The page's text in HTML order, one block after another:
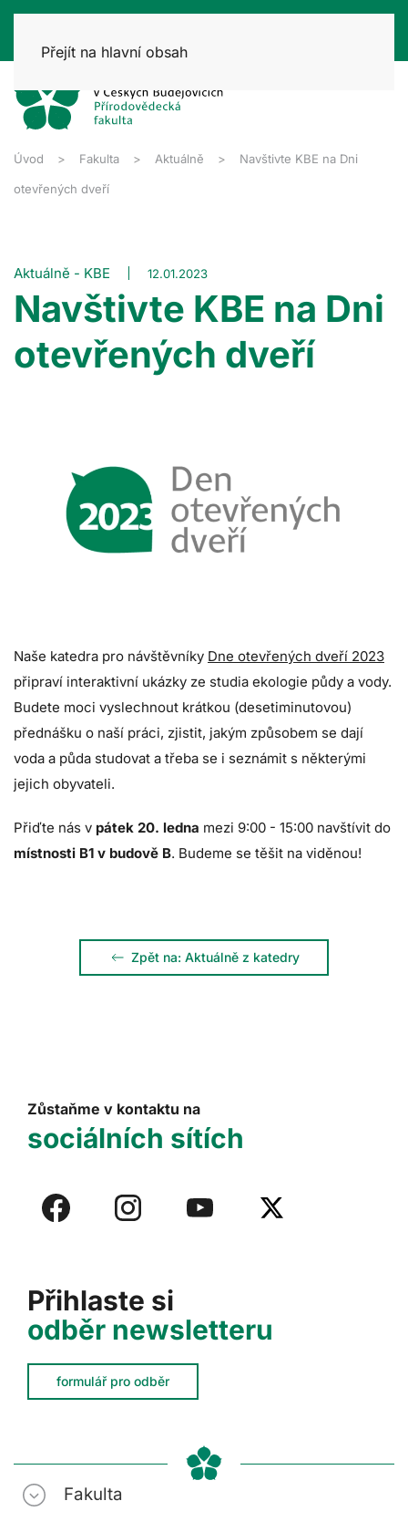
Přejít na hlavní obsah
Úvod Fakulta Aktuálně Navštivte KBE na Dni
otevřených dveří
Aktuálně - KBE 12.01.2023
Navštivte KBE na Dni
otevřených dveří
Naše katedra pro návštěvníky Dne otevřených dveří 2023
připraví interaktivní ukázky ze studia ekologie půdy a vody.
Budete moci vyslechnout krátkou (desetiminutovou)
přednášku o naší práci, zjistit, jakým způsobem se dají
voda a půda studovat a třeba se i seznámit s některými
jejich obyvateli.
Přiďte nás v pátek 20. ledna mezi 9:00 - 15:00 navštívit do
místnosti B1 v budově B. Budeme se těšit na viděnou!
Zpět na: Aktuálně z katedry
Přihlaste si
odběr newsletteru
formulář pro odběr
Zůstaňme v kontaktu na
sociálních sítích
Fakulta